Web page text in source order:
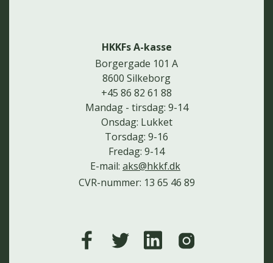
HKKFs A-kasse
Borgergade 101 A
8600 Silkeborg
+45 86 82 61 88
Mandag - tirsdag: 9-14
Onsdag: Lukket
Torsdag: 9-16
Fredag: 9-14
E-mail: aks@hkkf.dk
CVR-nummer: 13 65 46 89